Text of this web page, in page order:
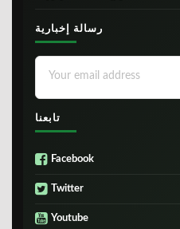
رسالة إخبارية
تابعنا
Facebook
Twitter
Youtube